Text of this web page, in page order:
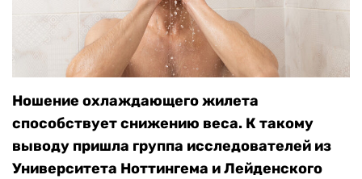
Ношение охлаждающего жилета
способствует снижению веса. К такому
выводу пришла группа исследователей из
Университета Ноттингема и Лейденского